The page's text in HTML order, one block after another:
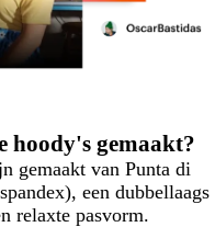
hoody's gemaakt?
gemaakt van Punta di
een dubbellaags
relaxte pasvorm.